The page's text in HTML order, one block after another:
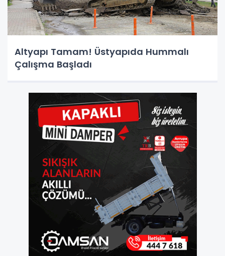
Altyapı Tamam! Üstyapıda Hummalı
Çalışma Başladı